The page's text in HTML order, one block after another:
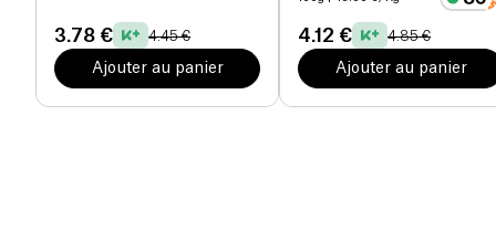
3.78 € 4.45 €
Ajouter au panier
4.12 € 4.85 €
Ajouter au panier